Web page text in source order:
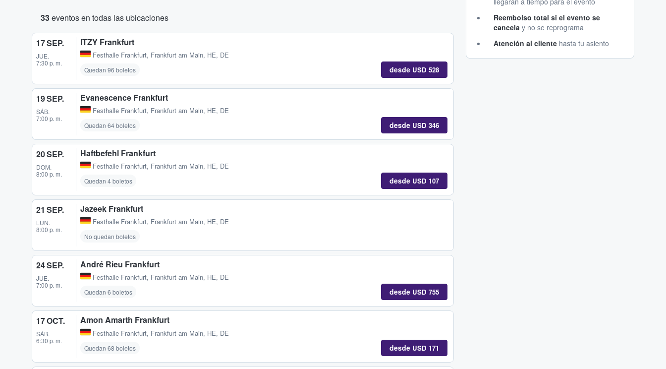
33eventos en todas las ubicaciones
17 SEP.
JUE.
7:30 p. m.
ITZY Frankfurt
Festhalle Frankfurt, Frankfurt am Main, HE, DE
Quedan 96 boletos desde USD 528
19 SEP.
SÁB.
7:00 p. m.
Evanescence Frankfurt
Festhalle Frankfurt, Frankfurt am Main, HE, DE
Quedan 64 boletos desde USD 346
20 SEP.
DOM.
8:00 p. m.
Haftbefehl Frankfurt
Festhalle Frankfurt, Frankfurt am Main, HE, DE
Quedan 4 boletos desde USD 107
21 SEP.
LUN.
8:00 p. m.
Jazeek Frankfurt
Festhalle Frankfurt, Frankfurt am Main, HE, DE
No quedan boletos
24 SEP.
JUE.
7:00 p. m.
André Rieu Frankfurt
Festhalle Frankfurt, Frankfurt am Main, HE, DE
Quedan 6 boletos desde USD 755
17 OCT.
SÁB.
6:30 p. m.
Amon Amarth Frankfurt
Festhalle Frankfurt, Frankfurt am Main, HE, DE
Quedan 68 boletos desde USD 171
Reembolso total si el evento se
cancela y no se reprograma
Atención al cliente hasta tu asiento